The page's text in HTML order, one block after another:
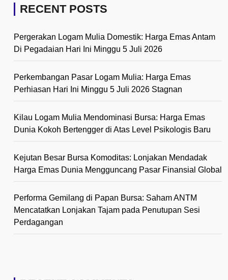
RECENT POSTS
Pergerakan Logam Mulia Domestik: Harga Emas Antam
Di Pegadaian Hari Ini Minggu 5 Juli 2026
Perkembangan Pasar Logam Mulia: Harga Emas
Perhiasan Hari Ini Minggu 5 Juli 2026 Stagnan
Kilau Logam Mulia Mendominasi Bursa: Harga Emas
Dunia Kokoh Bertengger di Atas Level Psikologis Baru
Kejutan Besar Bursa Komoditas: Lonjakan Mendadak
Harga Emas Dunia Mengguncang Pasar Finansial Global
Performa Gemilang di Papan Bursa: Saham ANTM
Mencatatkan Lonjakan Tajam pada Penutupan Sesi
Perdagangan